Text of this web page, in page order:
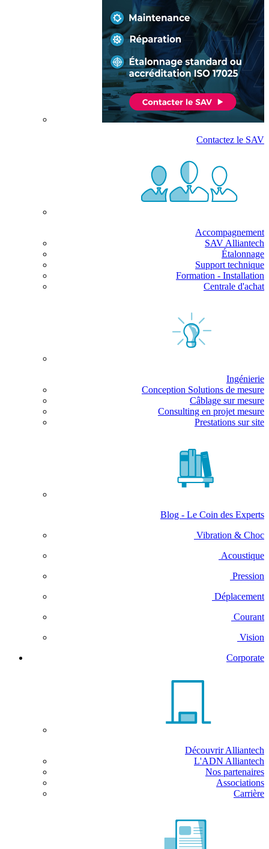
Contactez le SAV
Accompagnement
SAV Alliantech
Étalonnage
Support technique
Formation - Installation
Centrale d'achat
Ingénierie
Conception Solutions de mesure
Câblage sur mesure
Consulting en projet mesure
Prestations sur site
Blog - Le Coin des Experts
Vibration & Choc
Acoustique
Pression
Déplacement
Courant
Vision
Corporate
Découvrir Alliantech
L'ADN Alliantech
Nos partenaires
Associations
Carrière